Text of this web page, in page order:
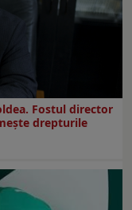
Fostul director
drepturile